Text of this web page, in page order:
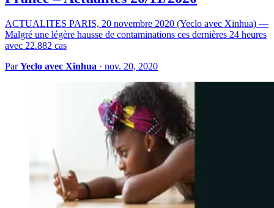
ACTUALITES PARIS, 20 novembre 2020 (Yeclo avec Xinhua) —
Malgré une légère hausse de contaminations ces dernières 24 heures
avec 22.882 cas
ParYeclo avec Xinhua · nov. 20, 2020